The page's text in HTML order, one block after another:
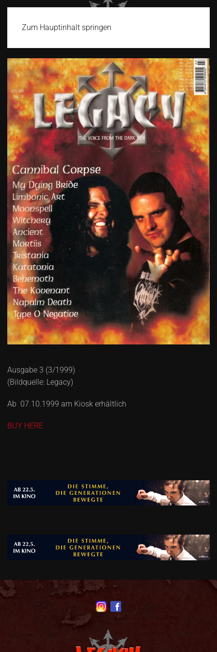
Zum Hauptinhalt springen
Ausgabe 3 (3/1999)
(Bildquelle: Legacy)
Ab 07.10.1999 am Kiosk erhältlich
BUY HERE